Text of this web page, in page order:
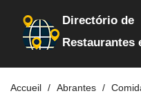
Directório de
Restaurantes
Accueil Abrantes